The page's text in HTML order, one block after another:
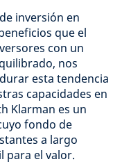
inversión en
que el
con un
nos
esta tendencia
capacidades en
Klarman es un
fondo de
a largo
para el valor.